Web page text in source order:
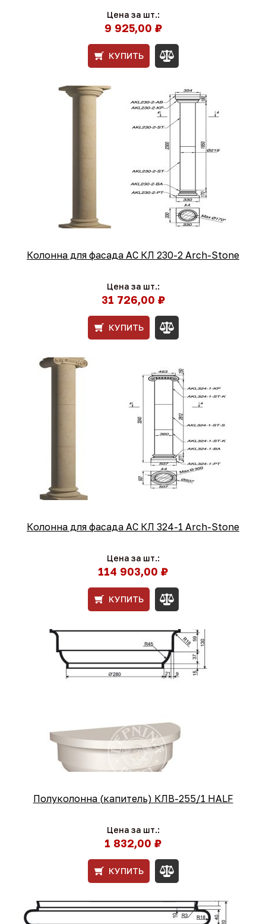
Цена за шт.:
9 925,00 ₽
КУПИТЬ
Колонна для фасада АС КЛ 230-2 Arch-Stone
Цена за шт.:
31 726,00 ₽
КУПИТЬ
Колонна для фасада АС КЛ 324-1 Arch-Stone
Цена за шт.:
114 903,00 ₽
КУПИТЬ
Полуколонна (капитель) КЛВ-255/1 HALF
Цена за шт.:
1 832,00 ₽
КУПИТЬ